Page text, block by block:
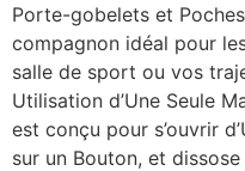
Porte-gobelets et
compagnon idéal pour
salle de sport ou vos
Utilisation d’Une Seule
est conçu pour s’ouvrir
sur un Bouton, et